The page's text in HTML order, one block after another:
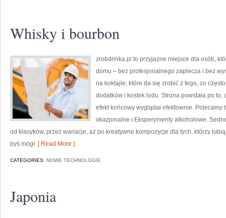
Whisky i bourbon
zrobdrinka.pl to przyjazne miejsce dla osób,
domu – bez profesjonalnego zaplecza i bez
na koktajle, które da się zrobić z tego, co
dodatków i kostek lodu. Strona powstała po
efekt końcowy wyglądał efektownie.
okazjonalne i Eksperymenty alkoholowe.
od klasyków, przez wariacje, aż po kreatywne kompozycje dla tych, którzy
byś mógł [ Read More ]
CATEGORIES: NOWE TECHNOLOGIE
Japonia